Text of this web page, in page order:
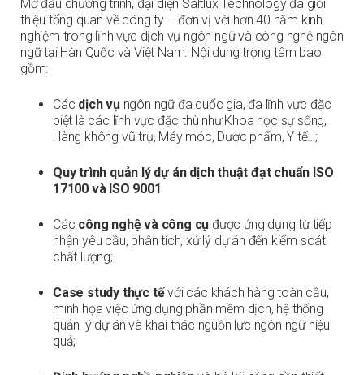
Mở đầu chương trình, đại diện Saltlux Technology đã giới
thiệu tổng quan về công ty – đơn vị với hơn 40 năm kinh
nghiệm trong lĩnh vực dịch vụ ngôn ngữ và công nghệ ngôn
ngữ tại Hàn Quốc và Việt Nam. Nội dung trọng tâm bao
gồm:
Các dịch vụngôn ngữ đa quốc gia, đa lĩnh vực đặc
biệt là các lĩnh vực đặc thù như Khoa học sự sống,
Hàng không vũ trụ, Máy móc, Dược phẩm, Y tế…;
Quy trình quản lý dự án dịch thuật đạt chuẩn ISO
17100 và ISO 9001
Các công nghệ và công cụ được ứng dụng từ tiếp
nhận yêu cầu, phân tích, xử lý dự án đến kiểm soát
chất lượng;
Case study thực tếvới các khách hàng toàn cầu,
minh họa việc ứng dụng phần mềm dịch, hệ thống
quản lý dự án và khai thác nguồn lực ngôn ngữ hiệu
quả;